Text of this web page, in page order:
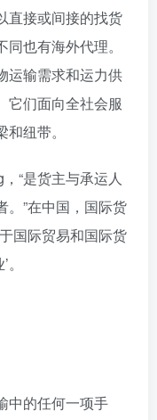
直接或间接的找货
也有海外代理。
运输需求和运力供
它们面向全社会服
纽带。
“是货主与承运人
。”在中国，国际货
国际贸易和国际货
中的任何一项手